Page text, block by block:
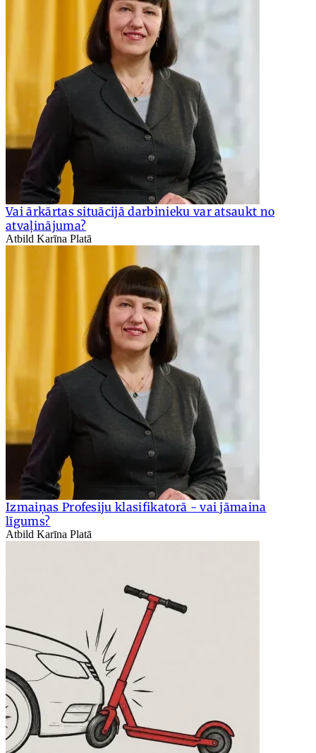
Vai ārkārtas situācijā darbinieku var atsaukt no
atvaļinājuma?
Atbild Karīna Platā
Izmaiņas Profesiju klasifikatorā - vai jāmaina
līgums?
Atbild Karīna Platā